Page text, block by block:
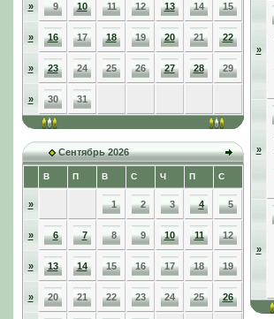
» 9 10 11 12 13 14 15
» 16 17 18 19 20 21 22
» 23 24 25 26 27 28 29
» 30 31
Сентябрь 2026
В П В С Ч П С
» 1 2 3 4 5
» 6 7 8 9 10 11 12
» 13 14 15 16 17 18 19
» 20 21 22 23 24 25 26
»
»
»